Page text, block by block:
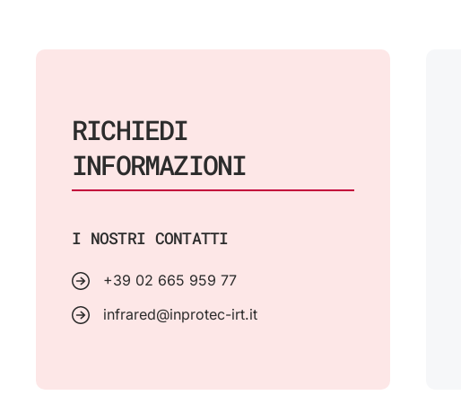
RICHIEDI
INFORMAZIONI
I NOSTRI CONTATTI
+39 02 665 959 77
infrared@inprotec-irt.it